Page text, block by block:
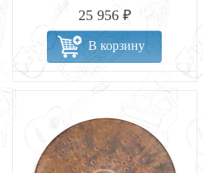
25 956 ₽
В корзину